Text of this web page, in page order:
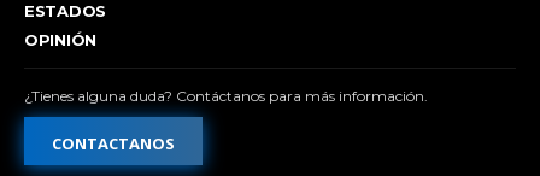
ESTADOS
OPINIÓN
¿Tienes alguna duda? Contáctanos para más información.
CONTACTANOS